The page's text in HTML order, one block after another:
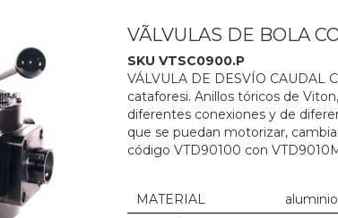
VÃLVULAS DE BOLA
SKU VTSC0900.P
VÁLVULA DE DESVÍO CAUDAL
cataforesi. Anillos tóricos de
diferentes conexiones y de
que se puedan motorizar,
código VTD90100 con
MATERIAL
aluminio